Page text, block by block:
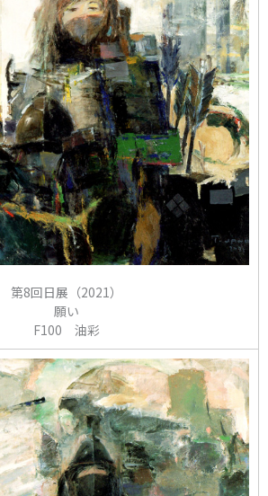
第8回日展（2021）
願い
F100 油彩